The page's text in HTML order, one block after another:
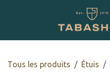
Tous les produits ​Étuis